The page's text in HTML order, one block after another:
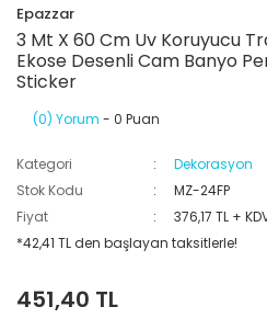
Epazzar
3 Mt X 60 Cm Uv Koruyucu
Ekose Desenli Cam Banyo
Sticker
(0) Yorum - 0 Puan
Kategori
Dekorasyon
Stok Kodu
MZ-24FP
Fiyat
376,17 TL +
*42,41 TL den başlayan taksitlerle!
451,40 TL